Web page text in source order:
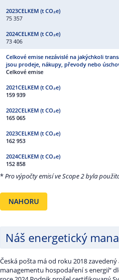
75 357
73 406
Celkové emise
159 939
165 065
162 953
152 858
*Pro výpočty emisí ve Scope 2 byla
NAHORU
Náš energetický
Česká pošta má od roku 2018
managementu hospodaření s energií“